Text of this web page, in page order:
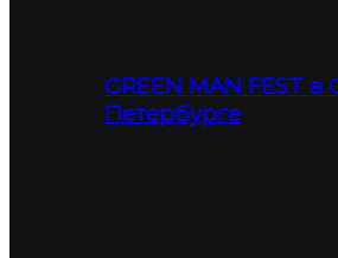
GREEN MAN FEST в
Петербурге